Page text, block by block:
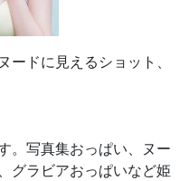
ドに見えるショット、
。写真集おっぱい、ヌー
グラビアおっぱいなど姫